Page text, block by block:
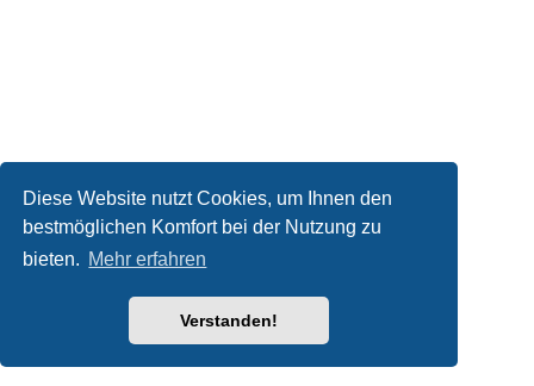
Diese Website nutzt Cookies, um Ihnen den
bestmöglichen Komfort bei der Nutzung zu
bieten. Mehr erfahren
Verstanden!